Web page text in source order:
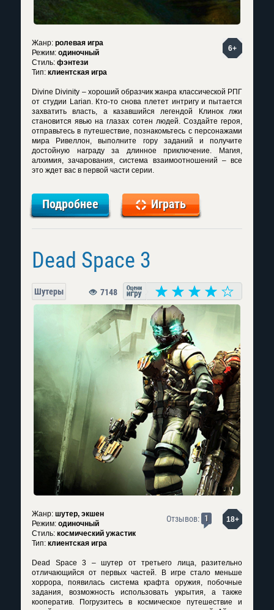
6+
Жанр: ролевая игра
Режим: одиночный
Стиль: фэнтези
Тип: клиентская игра
Divine Divinity – хороший образчик жанра классической РПГ
от студии Larian. Кто-то снова плетет интригу и пытается
захватить власть, а казавшийся легендой Клинок лжи
становится явью на глазах сотен людей. Создайте героя,
отправьтесь в путешествие, познакомьтесь с персонажами
мира Ривеллон, выполните гору заданий и получите
достойную награду за длинное приключение. Магия,
алхимия, зачарования, система взаимоотношений – все
это ждет вас в первой части серии.
Подробнее Играть
Dead Space 3
Шутеры 7148
18+
Отзывов: 1
Жанр: шутер, экшен
Режим: одиночный
Стиль: космический ужастик
Тип: клиентская игра
Dead Space 3 – шутер от третьего лица, разительно
отличающийся от первых частей. В игре стало меньше
хоррора, появилась система крафта оружия, побочные
задания, возможность использовать укрытия, а также
кооператив. Погрузитесь в космическое путешествие и